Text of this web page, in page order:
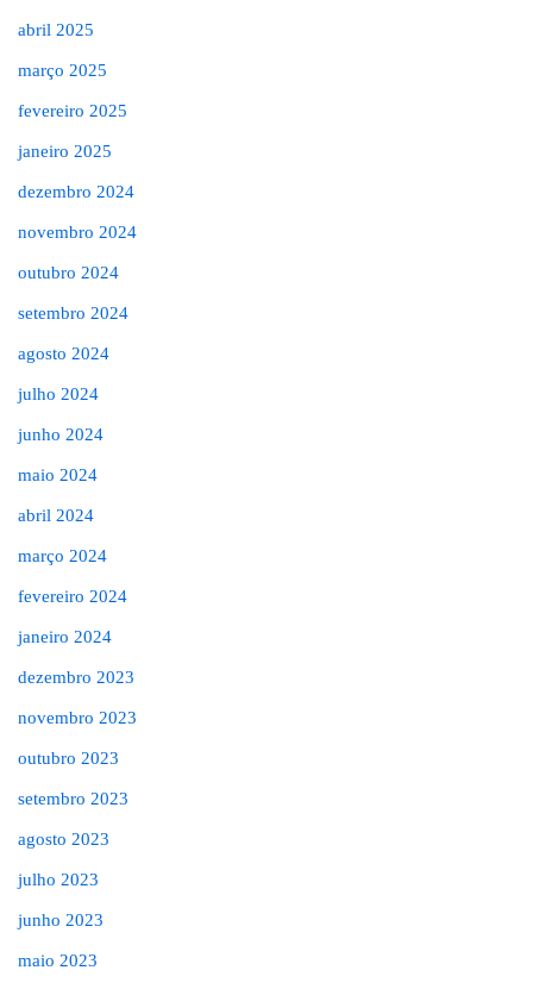
abril 2025
março 2025
fevereiro 2025
janeiro 2025
dezembro 2024
novembro 2024
outubro 2024
setembro 2024
agosto 2024
julho 2024
junho 2024
maio 2024
abril 2024
março 2024
fevereiro 2024
janeiro 2024
dezembro 2023
novembro 2023
outubro 2023
setembro 2023
agosto 2023
julho 2023
junho 2023
maio 2023